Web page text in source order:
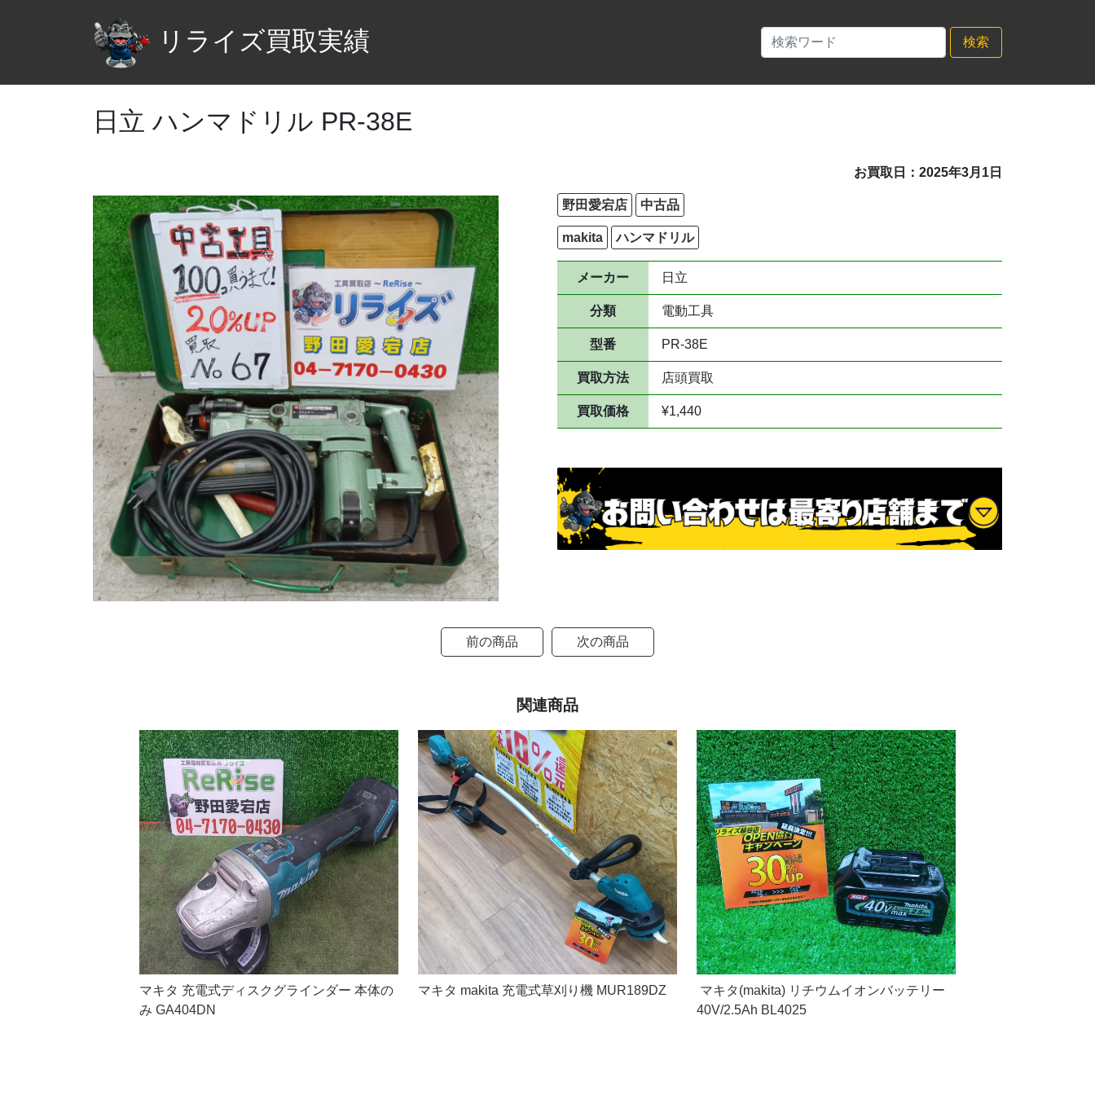
リライズ買取実績 検索
日立 ハンマドリル PR-38E
お買取日：2025年3月1日
野田愛宕店 中古品
makita ハンマドリル
メーカー 日立
分類 電動工具
型番 PR-38E
買取方法 店頭買取
買取価格 ¥1,440
前の商品 次の商品
関連商品
マキタ 充電式ディスクグラインダー 本体の
み GA404DN
マキタ makita 充電式草刈り機 MUR189DZ
マキタ(makita) リチウムイオンバッテリー
40V/2.5Ah BL4025